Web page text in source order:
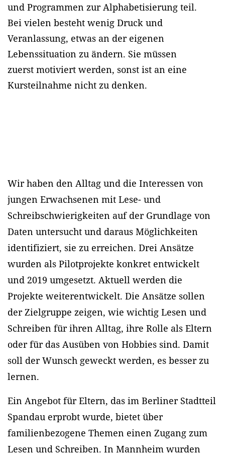
und Programmen zur Alphabetisierung teil.
Bei vielen besteht wenig Druck und
Veranlassung, etwas an der eigenen
Lebenssituation zu ändern. Sie müssen
zuerst motiviert werden, sonst ist an eine
Kursteilnahme nicht zu denken.
Wir haben den Alltag und die Interessen von
jungen Erwachsenen mit Lese- und
Schreibschwierigkeiten auf der Grundlage von
Daten untersucht und daraus Möglichkeiten
identifiziert, sie zu erreichen. Drei Ansätze
wurden als Pilotprojekte konkret entwickelt
und 2019 umgesetzt. Aktuell werden die
Projekte weiterentwickelt. Die Ansätze sollen
der Zielgruppe zeigen, wie wichtig Lesen und
Schreiben für ihren Alltag, ihre Rolle als Eltern
oder für das Ausüben von Hobbies sind. Damit
soll der Wunsch geweckt werden, es besser zu
lernen.
Ein Angebot für Eltern, das im Berliner Stadtteil
Spandau erprobt wurde, bietet über
familienbezogene Themen einen Zugang zum
Lesen und Schreiben. In Mannheim wurden